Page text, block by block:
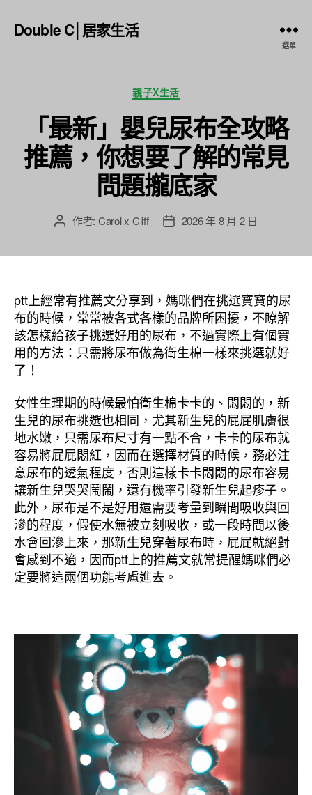
Double C│居家生活
選單
分
類
親子X生活
「最新」嬰兒尿布全攻略
推薦，你想要了解的常見
問題攏底家
文 作者: Carol x Cliff
文
期
2026 年 8 月 2 日
ptt上經常有推薦文分享到，媽咪們在挑選寶寶的尿
布的時候，常常被各式各樣的品牌所困擾，不瞭解
該怎樣給孩子挑選好用的尿布，不過實際上有個實
用的方法：只需將尿布做為衛生棉一樣來挑選就好
了！
女性生理期的時候最怕衛生棉卡卡的、悶悶的，新
生兒的尿布挑選也相同，尤其新生兒的屁屁肌膚很
地水嫩，只需尿布尺寸有一點不合，卡卡的尿布就
容易將屁屁悶紅，因而在選擇材質的時候，務必注
意尿布的透氣程度，否則這樣卡卡悶悶的尿布容易
讓新生兒哭哭鬧鬧，還有機率引發新生兒起疹子。
此外，尿布是不是好用還需要考量到瞬間吸收與回
滲的程度，假使水無被立刻吸收，或一段時間以後
水會回滲上來，那新生兒穿著尿布時，屁屁就絕對
會感到不適，因而ptt上的推薦文就常提醒媽咪們必
定要將這兩個功能考慮進去。